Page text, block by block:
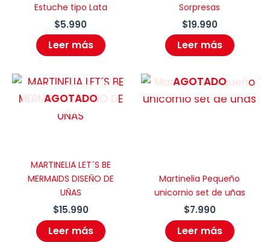
Estuche tipo Lata
$5.990
Leer más
Sorpresas
$19.990
Leer más
AGOTADO
MARTINELIA LET´S BE
MERMAIDS DISEÑO DE
UÑAS
$15.990
Leer más
AGOTADO
Martinelia Pequeño
unicornio set de uñas
$7.990
Leer más